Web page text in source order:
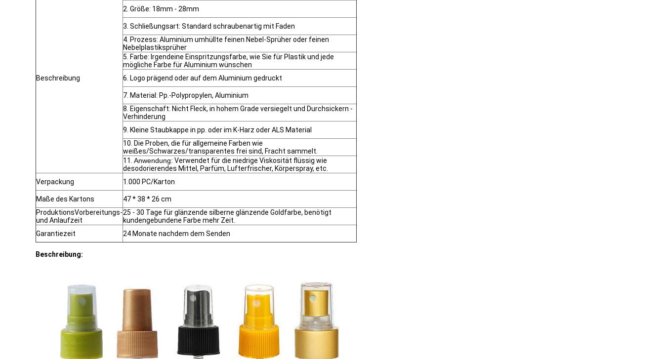
Beschreibung
2. Größe: 18mm - 28mm
3. Schließungsart: Standard schraubenartig mit Faden
4. Prozess: Aluminium umhüllte feinen Nebel-Sprüher oder feinen
Nebelplastiksprüher
5. Farbe: Irgendeine Einspritzungsfarbe, wie Sie für Plastik und jede
mögliche Farbe für Aluminium wünschen
6. Logo prägend oder auf dem Aluminium gedruckt
7. Material: Pp.-Polypropylen, Aluminium
8. Eigenschaft: Nicht Fleck, in hohem Grade versiegelt und Durchsickern -
Verhinderung
9. Kleine Staubkappe in pp. oder im K-Harz oder ALS Material
10. Die Proben, die für allgemeine Farben wie
weißes/Schwarzes/transparentes frei sind, Fracht sammelt.
11. Anwendung: Verwendet für die niedrige Viskosität flüssig wie
desodorierendes Mittel, Parfüm, Lufterfrischer, Körperspray, etc.
Verpackung
1.000 PC/Karton
Maße des Kartons
47 * 38 * 26 cm
ProduktionsVorbereitungs-
und Anlaufzeit
25 - 30 Tage für glänzende silberne glänzende Goldfarbe, benötigt
kundengebundene Farbe mehr Zeit.
Garantiezeit
24 Monate nachdem dem Senden
Beschreibung: